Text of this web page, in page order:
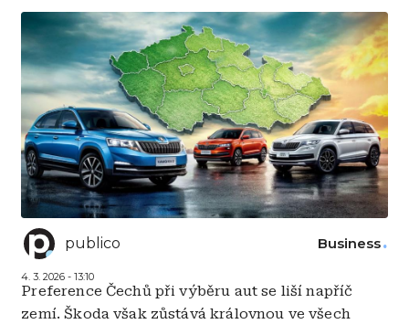
publico
4. 3. 2026 - 13:10
Business
Preference Čechů při výběru aut se liší napříč
zemí. Škoda však zůstává královnou ve všech